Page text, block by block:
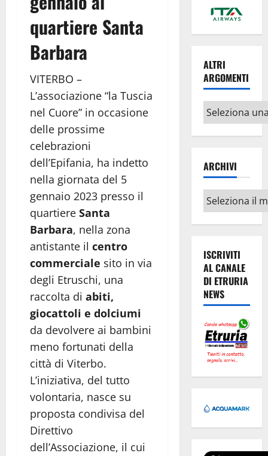
quartiere Santa
Barbara
VITERBO –
L’associazione “la Tuscia
nel Cuore” in occasione
delle prossime
celebrazioni
dell’Epifania, ha indetto
nella giornata del 5
gennaio 2023 presso il
quartiere Santa
Barbara, nella zona
antistante il centro
commerciale sito in via
degli Etruschi, una
raccolta di abiti,
giocattoli e dolciumi
da devolvere ai bambini
meno fortunati della
città di Viterbo.
L’iniziativa, del tutto
volontaria, nasce su
proposta condivisa del
Direttivo
dell’Associazione, il cui
ALTRI
ARGOMENTI
Altri
argomenti
ARCHIVI
Archivi
ISCRIVITI
AL CANALE
DI ETRURIA
NEWS